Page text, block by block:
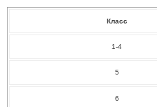
Класс
1-4
5
6